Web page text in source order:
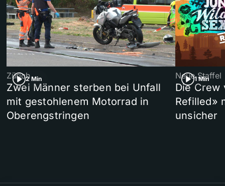
2 Min
Zürich
Zwei Männer sterben bei Unfall
mit gestohlenem Motorrad in
Oberengstringen
1 Min
Neue Staffel
Die Crew
Refilled»
unsicher